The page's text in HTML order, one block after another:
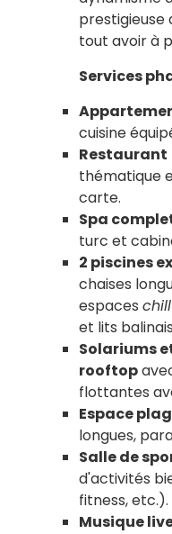
tout avoir à
Services
cuisine
Restaurant
thématique
carte.
Spa
turc et
2 piscines
chaises
espaces
et lits
Solariums
rooftop
flottantes
Espace
longues,
Salle de
d'activités
fitness, etc.).
Musique